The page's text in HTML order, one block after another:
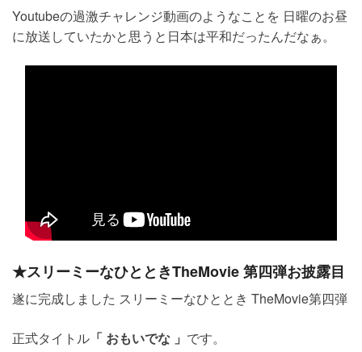
Youtubeの過激チャレンジ動画のようなことを 日曜のお昼
に放送していたかと思うと日本は平和だったんだなぁ。
★スリーミーなひとときTheMovie 第四弾お披露目
遂に完成しました スリーミーなひととき TheMovie第四弾
正式タイトル 「 おもいでな 」 です。